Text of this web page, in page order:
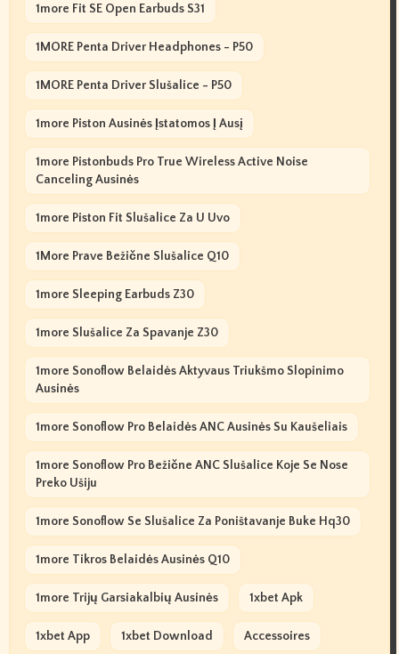
1more Fit SE Open Earbuds S31
1MORE Penta Driver Headphones - P50
1MORE Penta Driver Slušalice - P50
1more Piston Ausinės Įstatomos Į Ausį
1more Pistonbuds Pro True Wireless Active Noise
Canceling Ausinės
1more Piston Fit Slušalice Za U Uvo
1More Prave Bežične Slušalice Q10
1more Sleeping Earbuds Z30
1more Slušalice Za Spavanje Z30
1more Sonoflow Belaidės Aktyvaus Triukšmo Slopinimo
Ausinės
1more Sonoflow Pro Belaidės ANC Ausinės Su Kaušeliais
1more Sonoflow Pro Bežične ANC Slušalice Koje Se Nose
Preko Ušiju
1more Sonoflow Se Slušalice Za Poništavanje Buke Hq30
1more Tikros Belaidės Ausinės Q10
1more Trijų Garsiakalbių Ausinės 1xbet Apk
1xbet App 1xbet Download Accessoires